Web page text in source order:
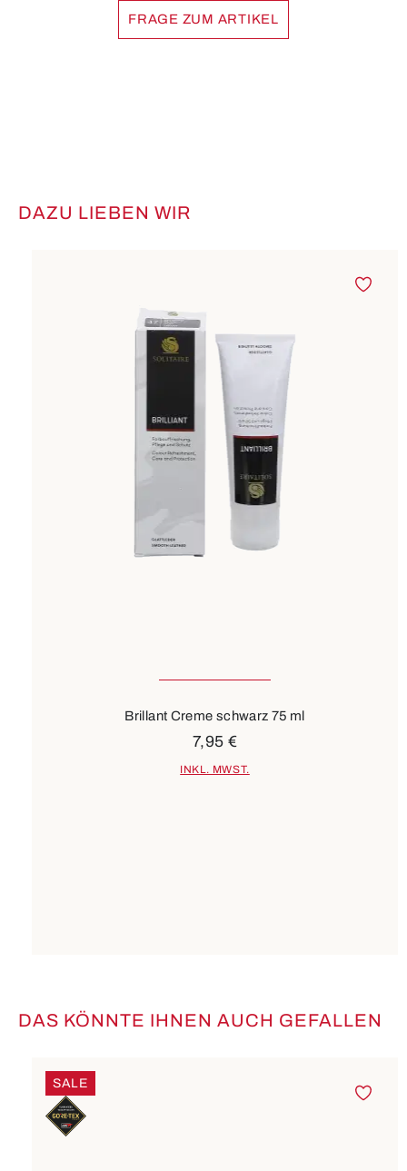
FRAGE ZUM ARTIKEL
Produktgalerie überspringen
DAZU LIEBEN WIR
Brillant Creme schwarz 75 ml
7,95 €
INKL. MWST.
Produktgalerie überspringen
DAS KÖNNTE IHNEN AUCH GEFALLEN
SALE